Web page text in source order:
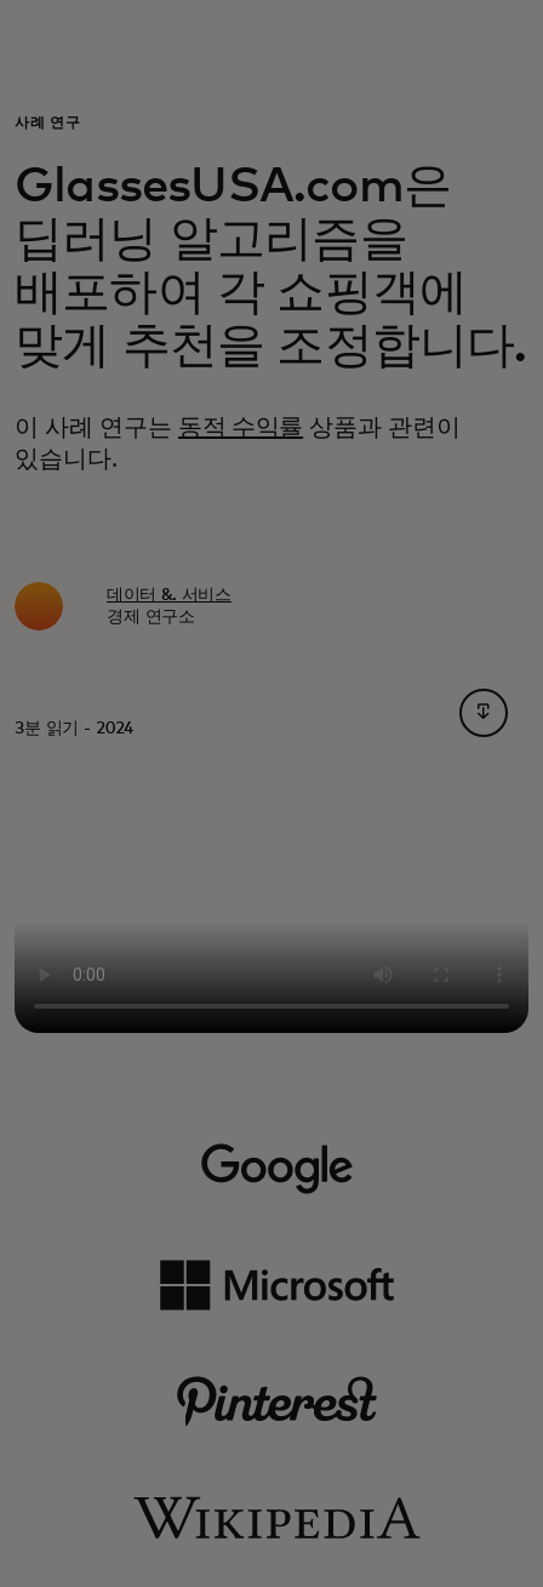
비즈니스 고객
모두를 위한 가치
이노베이터
뉴스 & 인사이트
사례 연구
GlassesUSA.com은
딥러닝 알고리즘을
배포하여 각 쇼핑객에
맞게 추천을 조정합니다.
이 사례 연구는 동적 수익률 상품과 관련이
있습니다.
데이터 &. 서비스
경제 연구소
3분 읽기 - 2024
새 탭에